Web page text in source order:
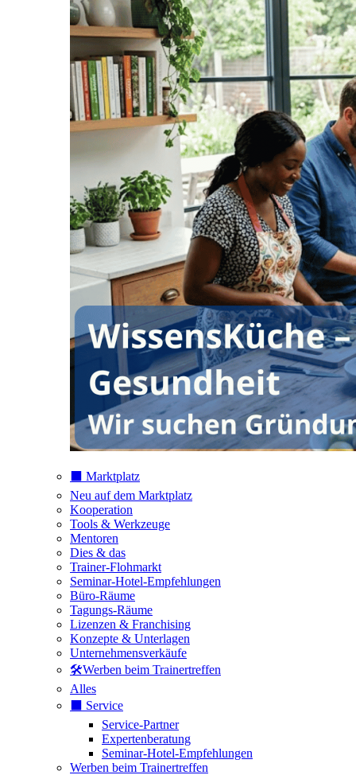
⬛️ Marktplatz
Neu auf dem Marktplatz
Kooperation
Tools & Werkzeuge
Mentoren
Dies & das
Trainer-Flohmarkt
Seminar-Hotel-Empfehlungen
Büro-Räume
Tagungs-Räume
Lizenzen & Franchising
Konzepte & Unterlagen
Unternehmensverkäufe
🛠️Werben beim Trainertreffen
Alles
⬛️ Service
Service-Partner
Expertenberatung
Seminar-Hotel-Empfehlungen
Werben beim Trainertreffen